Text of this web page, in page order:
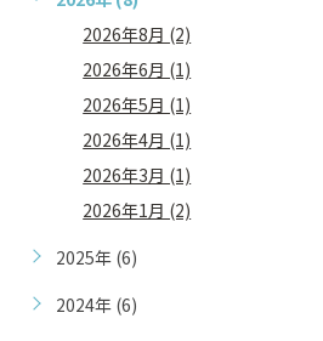
2026年8月 (2)
2026年6月 (1)
2026年5月 (1)
2026年4月 (1)
2026年3月 (1)
2026年1月 (2)
2025年 (6)
2024年 (6)